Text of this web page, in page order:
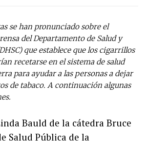
se han pronunciado sobre el
del Departamento de Salud y
que establece que los cigarrillos
recetarse en el sistema de salud
para ayudar a las personas a dejar
de tabaco. A continuación algunas
Bauld de la cátedra Bruce
Salud Pública de la